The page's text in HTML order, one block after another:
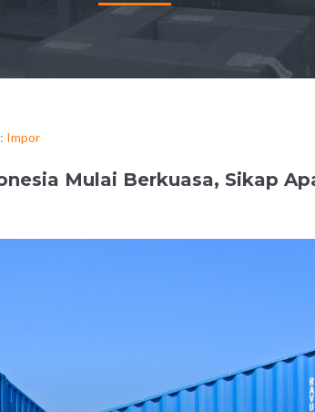
Impor
Mulai Berkuasa, Sikap